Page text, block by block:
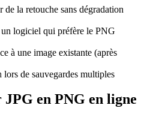
de la retouche sans dégradation
logiciel qui préfère le PNG
à une image existante (après
de sauvegardes multiples
JPG en PNG en ligne